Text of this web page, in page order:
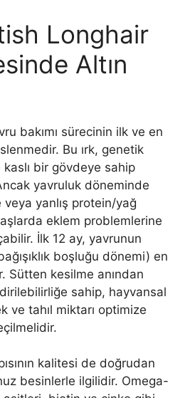
Longhair
Altın
bakımı sürecinin ilk ve en
Bu ırk, genetik
bir gövdeye sahip
yavruluk döneminde
yanlış protein/yağ
eklem problemlerine
İlk 12 ay, yavrunun
boşluğu dönemi) en
Sütten kesilme anından
sahip, hayvansal
ve tahıl miktarı optimize
kalitesi de doğrudan
besinlerle ilgilidir. Omega-